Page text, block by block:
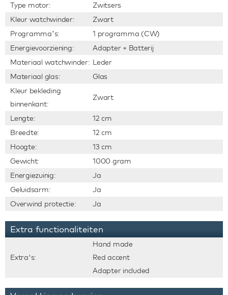
Type motor:
Zwitsers
Kleur watchwinder:
Zwart
Programma’s:
1 programma (CW)
Energievoorziening:
Adapter + Batterij
Materiaal watchwinder: Leder
Materiaal glas:
Glas
Kleur bekleding
binnenkant:
Zwart
Lengte:
12 cm
Breedte:
12 cm
Hoogte:
13 cm
Gewicht:
1000 gram
Energiezuinig:
Ja
Geluidsarm:
Ja
Overwind protectie:
Ja
Extra functionaliteiten
Extra's:
Hand made
Red accent
Adapter included